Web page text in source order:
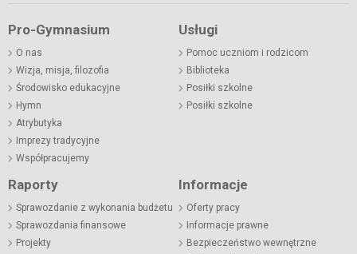
Pro-Gymnasium
O nas
Wizja, misja, filozofia
Środowisko edukacyjne
Hymn
Atrybutyka
Imprezy tradycyjne
Współpracujemy
Usługi
Pomoc uczniom i rodzicom
Biblioteka
Posiłki szkolne
Posiłki szkolne
Raporty
Sprawozdanie z wykonania budżetu
Sprawozdania finansowe
Projekty
Informacje
Oferty pracy
Informacje prawne
Bezpieczeństwo wewnętrzne